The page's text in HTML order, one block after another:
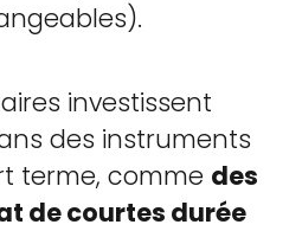
investissent
des instruments
terme, comme des
de courtes durée